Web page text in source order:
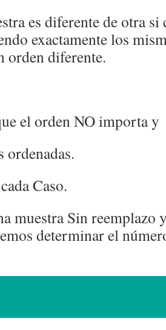
es diferente de otra
exactamente los
orden diferente.
el orden NO importa y
ordenadas.
Caso.
muestra Sin
determinar el